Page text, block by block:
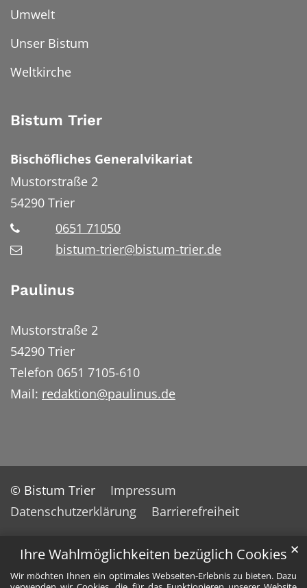
Ihre Wahlmöglichkeiten bezüglich Cookies
Wir möchten Ihnen ein optimales Webseiten-Erlebnis zu bieten. Dazu
✕
Umwelt
Unser Bistum
Weltkirche
Bistum Trier
Bischöfliches Generalvikariat
Mustorstraße 2
54290 Trier
0651 71050
bistum-trier@bistum-trier.de
Paulinus
Mustorstraße 2
54290 Trier
Telefon 0651 7105-610
Mail: redaktion@paulinus.de
© Bistum Trier
Impressum
Datenschutzerklärung
Barrierefreiheit